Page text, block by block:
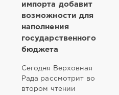
импорта добавит
возможности для
наполнения
государственного
бюджета
Сегодня Верховная
Рада рассмотрит во
втором чтении